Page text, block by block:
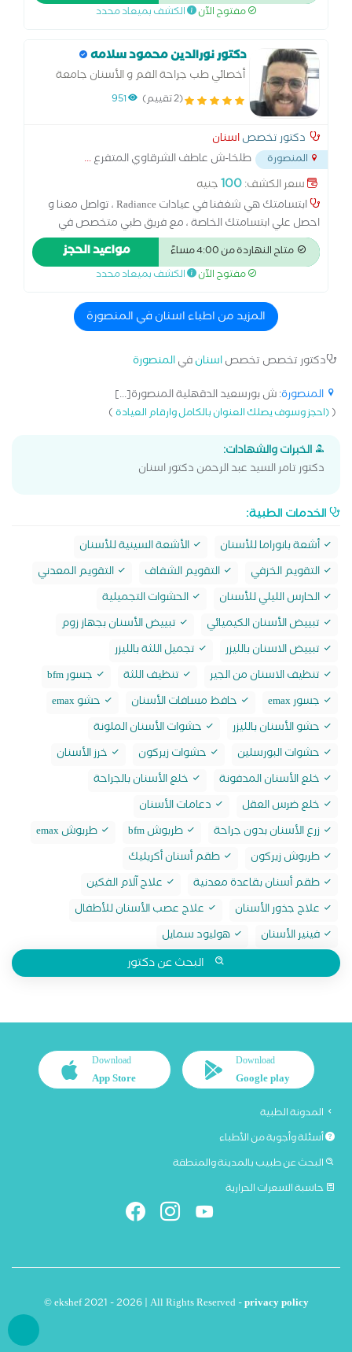
مفتوح الآن الكشف بميعاد محدد
دكتور نورالدين محمود سلامه
أخصائي طب جراحة الفم و الأسنان جامعة
المنصورة
(2 تقييم) 951
دكتور تخصصاسنان
المنصورة طلخا-ش عاطف الشرقاوي المتفرع...
سعر الكشف:100جنيه
ابتسامتك هي شغفنا في عيادات Radiance ، تواصل معنا و
احصل علي ابتسامتك الخاصة ، مع فريق طبي متخصص في
جميع فروع طب الفم و الأسنان في عيادات Radiance يتم
استخدام أحدث الوسائل العلاجية في طب الأسنان بأفضل جودة
و أسعار تناسب الجميع
متاح النهاردة من 4:00 مساءً مواعيد الحجز
مفتوح الآن الكشف بميعاد محدد
المزيد من اطباء اسنان في المنصورة
دكتور تخصص تخصصاسنانفيالمنصورة
المنصورة: ش بورسعيد الدقهلية المنصورة[...]
((احجز وسوف يصلك العنوان بالكامل وارقام العيادة)
الخبرات والشهادات:
دكتور تامر السيد عبد الرحمن دكتور اسنان
الخدمات الطبية:
أشعة بانوراما للأسنان
الأشعة السينية للأسنان
التقويم الخزفي
التقويم الشفاف
التقويم المعدني
الحارس الليلي للأسنان
الحشوات التجميلية
تبييض الأسنان الكيميائي
تبييض الأسنان بجهاز زوم
تبييض الاسنان بالليزر
تجميل اللثة بالليزر
تنظيف الاسنان من الجير
تنظيف اللثة
جسور bfm
جسور emax
حافظ مسافات الأسنان
حشو emax
حشو الأسنان بالليزر
حشوات الأسنان الملونة
حشوات البورسلين
حشوات زيركون
خرز الأسنان
خلع الأسنان المدفونة
خلع الأسنان بالجراحة
خلع ضرس العقل
دعامات الأسنان
زرع الأسنان بدون جراحة
طربوش bfm
طربوش emax
طربوش زيركون
طقم أسنان أكريليك
طقم أسنان بقاعدة معدنية
علاج آلام الفكين
علاج جذور الأسنان
علاج عصب الأسنان للأطفال
فينير الأسنان
هوليود سمايل
البحث عن دكتور
Download
Google play
Download
App Store
المدونة الطبية
أسئلة وأجوبة من الأطباء
البحث عن طبيب بالمدينة والمنطقة
حاسبة السعرات الحرارية
© ekshef 2021 - 2026 | All Rights Reserved -privacy policy